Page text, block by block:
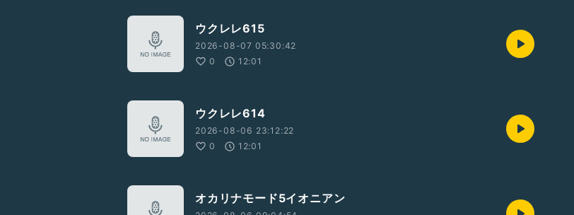
ウクレレ615
2026-08-07 05:30:42
0
12:01
ウクレレ614
2026-08-06 23:12:22
0
12:01
オカリナモード5イオニアン